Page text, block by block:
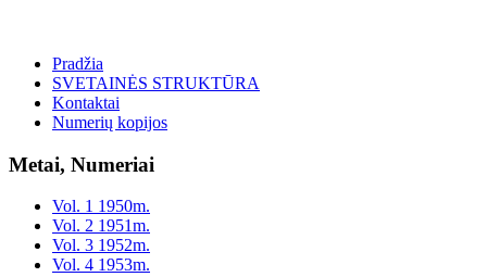
Pradžia
SVETAINĖS STRUKTŪRA
Kontaktai
Numerių kopijos
Metai, Numeriai
Vol. 1 1950m.
Vol. 2 1951m.
Vol. 3 1952m.
Vol. 4 1953m.